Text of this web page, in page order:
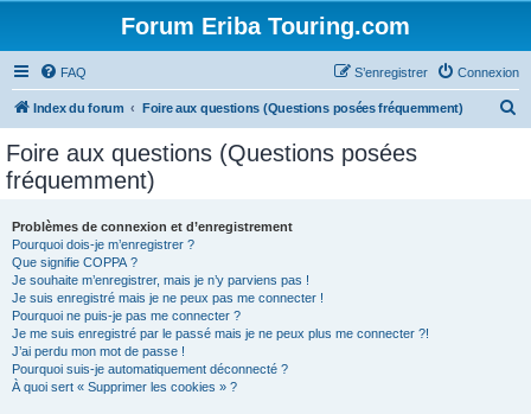
Forum Eriba Touring.com
FAQ Connexion
S’enregistrer
Index du forum Foire aux questions (Questions posées fréquemment)
Foire aux questions (Questions posées
fréquemment)
Problèmes de connexion et d’enregistrement
Pourquoi dois-je m’enregistrer ?
Que signifie COPPA ?
Je souhaite m’enregistrer, mais je n’y parviens pas !
Je suis enregistré mais je ne peux pas me connecter !
Pourquoi ne puis-je pas me connecter ?
Je me suis enregistré par le passé mais je ne peux plus me connecter ?!
J’ai perdu mon mot de passe !
Pourquoi suis-je automatiquement déconnecté ?
À quoi sert « Supprimer les cookies » ?